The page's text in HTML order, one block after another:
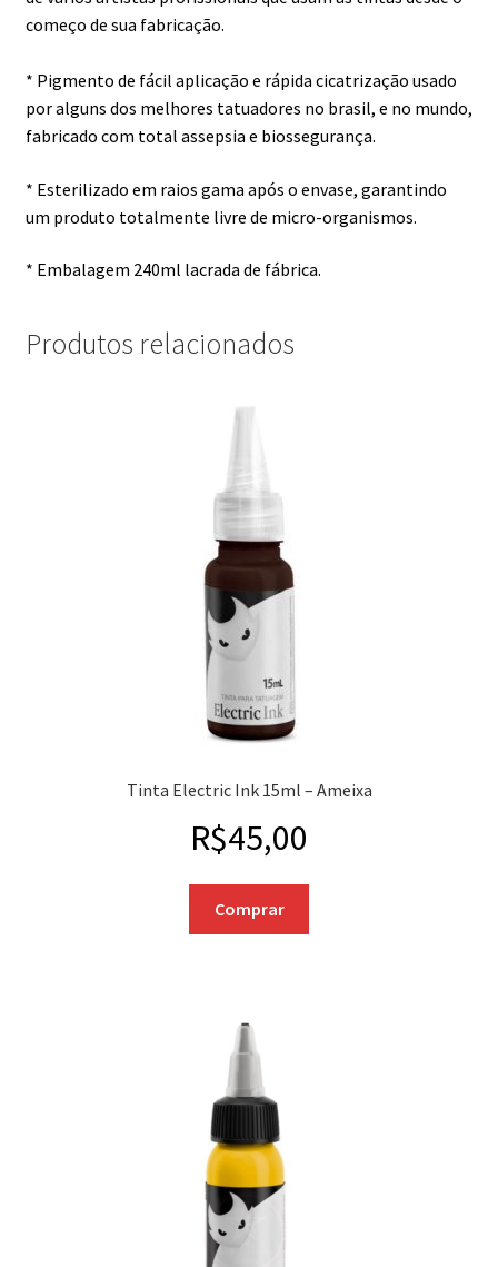
começo de sua fabricação.
* Pigmento de fácil aplicação e rápida cicatrização usado
por alguns dos melhores tatuadores no brasil, e no mundo,
fabricado com total assepsia e biossegurança.
* Esterilizado em raios gama após o envase, garantindo
um produto totalmente livre de micro-organismos.
* Embalagem 240ml lacrada de fábrica.
Produtos relacionados
Tinta Electric Ink 15ml – Ameixa
R$45,00
Comprar